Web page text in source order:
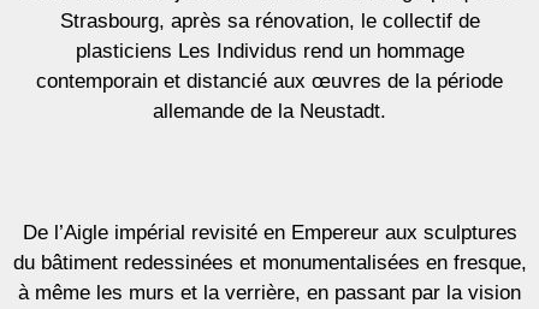
Strasbourg, après sa rénovation, le collectif de
plasticiens Les Individus rend un hommage
contemporain et distancié aux œuvres de la période
allemande de la Neustadt.
De l’Aigle impérial revisité en Empereur aux sculptures
du bâtiment redessinées et monumentalisées en fresque,
à même les murs et la verrière, en passant par la vision